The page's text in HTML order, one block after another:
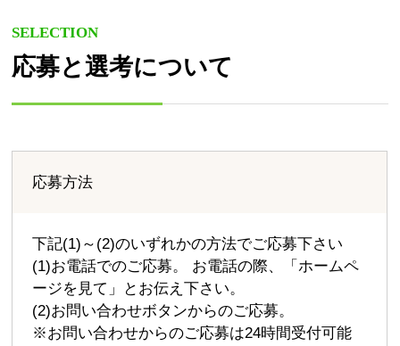
SELECTION
応募と選考について
応募方法
下記(1)～(2)のいずれかの方法でご応募下さい
(1)お電話でのご応募。 お電話の際、「ホームペ
ージを見て」とお伝え下さい。
(2)お問い合わせボタンからのご応募。
※お問い合わせからのご応募は24時間受付可能